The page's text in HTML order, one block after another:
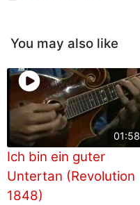
You may also like
01:58
Ich bin ein guter
Untertan (Revolution
1848)